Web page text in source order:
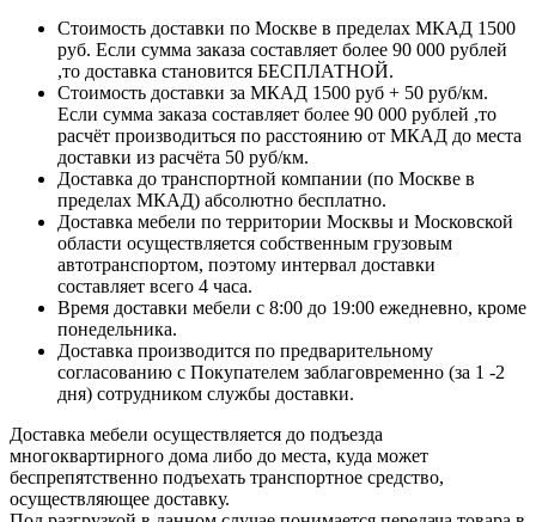
Стоимость доставки по Москве в пределах МКАД 1500
руб. Если сумма заказа составляет более 90 000 рублей
,то доставка становится БЕСПЛАТНОЙ.
Стоимость доставки за МКАД 1500 руб + 50 руб/км.
Если сумма заказа составляет более 90 000 рублей ,то
расчёт производиться по расстоянию от МКАД до места
доставки из расчёта 50 руб/км.
Доставка до транспортной компании (по Москве в
пределах МКАД) абсолютно бесплатно.
Доставка мебели по территории Москвы и Московской
области осуществляется собственным грузовым
автотранспортом, поэтому интервал доставки
составляет всего 4 часа.
Время доставки мебели с 8:00 до 19:00 ежедневно, кроме
понедельника.
Доставка производится по предварительному
согласованию с Покупателем заблаговременно (за 1 -2
дня) сотрудником службы доставки.
Доставка мебели осуществляется до подъезда
многоквартирного дома либо до места, куда может
беспрепятственно подъехать транспортное средство,
осуществляющее доставку.